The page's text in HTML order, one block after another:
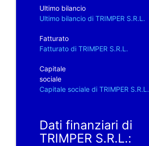
Ultimo bilancio
Ultimo bilancio di TRIMPER S.R.L.
Fatturato
Fatturato di TRIMPER S.R.L.
Capitale
sociale
Capitale sociale di TRIMPER S.R.L.
Dati finanziari di
TRIMPER S.R.L.: